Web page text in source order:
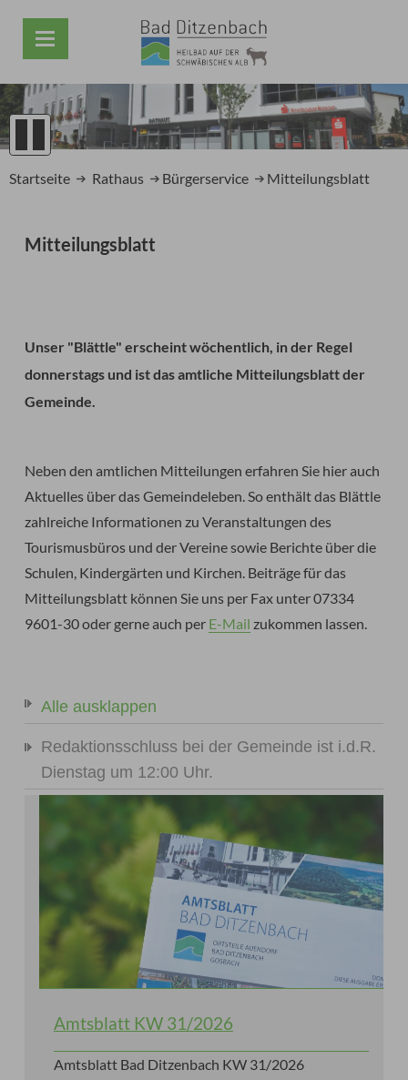
PrevNext
Startseite Rathaus Bürgerservice Mitteilungsblatt
Mitteilungsblatt
Unser "Blättle" erscheint wöchentlich, in der Regel
donnerstags und ist das amtliche Mitteilungsblatt der
Gemeinde.
Neben den amtlichen Mitteilungen erfahren Sie hier auch
Aktuelles über das Gemeindeleben. So enthält das Blättle
zahlreiche Informationen zu Veranstaltungen des
Tourismusbüros und der Vereine sowie Berichte über die
Schulen, Kindergärten und Kirchen. Beiträge für das
Mitteilungsblatt können Sie uns per Fax unter 07334
9601-30 oder gerne auch per E-Mail zukommen lassen.
Alle ausklappen
Redaktionsschluss bei der Gemeinde ist i.d.R.
Dienstag um 12:00 Uhr.
Amtsblatt KW 31/2026
Amtsblatt Bad Ditzenbach KW 31/2026